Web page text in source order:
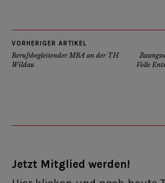
VORHERIGER ARTIKEL
Berufsbegleitender MBA an der TH
Wildau
Volle
Jetzt Mitglied werden!